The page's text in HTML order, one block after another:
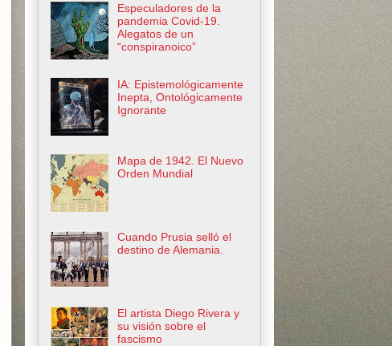
Especuladores de la
pandemia Covid-19.
Alegatos de un
“conspiranoico”
IA: Epistemológicamente
Inepta, Ontológicamente
Ignorante
Mapa de 1942. El Nuevo
Orden Mundial
Cuando Prusia selló el
destino de Alemania.
El artista Diego Rivera y
su visión sobre el
fascismo